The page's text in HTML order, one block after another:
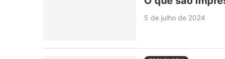
5 de julho de 2024